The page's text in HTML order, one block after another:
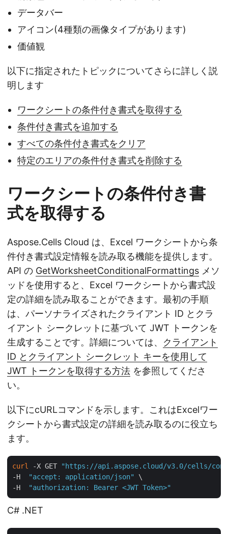
データバー
アイコン(4種類の画像タイプがあります)
価値観
以下に指定されたトピックについてさらに詳しく説
明します
ワークシートの条件付き書式を取得する
条件付き書式を追加する
すべての条件付き書式をクリア
特定のエリアの条件付き書式を削除する
ワークシートの条件付き書
式を取得する
Aspose.Cells Cloud は、Excel ワークシートから条
件付き書式設定情報を読み取る機能を提供します。
API の GetWorksheetConditionalFormattings メソ
ッドを使用すると、Excel ワークシートから書式設
定の詳細を読み取ることができます。最初の手順
は、パーソナライズされたクライアント ID とクラ
イアント シークレットに基づいて JWT トークンを
生成することです。詳細については、 クライアント
ID とクライアント シークレット キーを使用して
JWT トークンを取得する方法 を参照してくださ
い。
以下にcURLコマンドを示します。これはExcelワー
クシートから書式設定の詳細を読み取るのに役立ち
ます。
curl -X GET
"https://api.aspose.cloud/v3.0/cells/
-H
"accept: application/json"
\
-H
"authorization: Bearer <JWT Token>"
C# .NET